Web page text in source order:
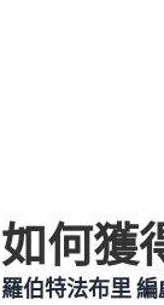
如何獲
羅伯特法布里 編